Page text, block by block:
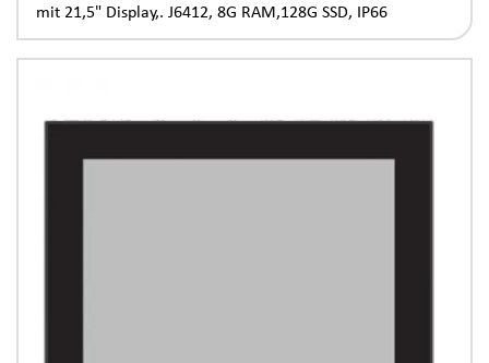
mit 21,5" Display,. J6412, 8G RAM,128G SSD, IP66